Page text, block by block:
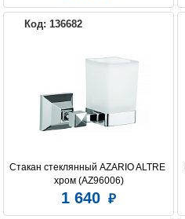
Код: 136682
Стакан стеклянный AZARIO ALTRE
хром (AZ96006)
1 640